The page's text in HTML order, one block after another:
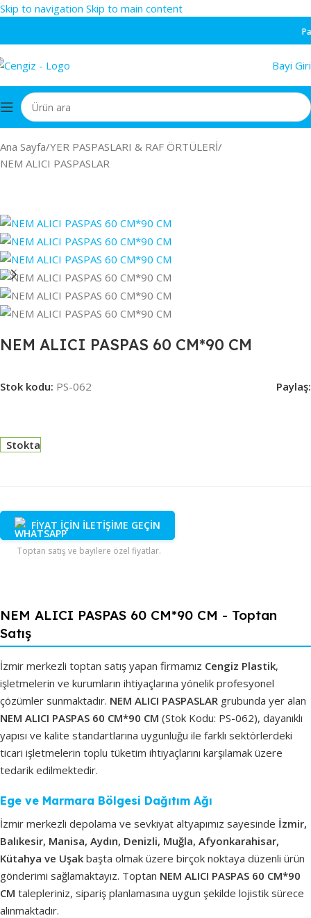
Skip to navigation Skip to main content
Bayi
Ana Sayfa/YER PASPASLARI & RAF ÖRTÜLERİ/
NEM ALICI PASPASLAR
NEM ALICI PASPAS 60 CM*90 CM
Stok kodu: PS-062 Paylaş:
Stokta
FİYAT İÇİN İLETİŞİME GEÇİN
Toptan satış ve bayilere özel fiyatlar.
NEM ALICI PASPAS 60 CM*90 CM - Toptan
Satış
İzmir merkezli toptan satış yapan firmamız Cengiz Plastik,
işletmelerin ve kurumların ihtiyaçlarına yönelik profesyonel
çözümler sunmaktadır. NEM ALICI PASPASLAR grubunda yer alan
NEM ALICI PASPAS 60 CM*90 CM (Stok Kodu: PS-062), dayanıklı
yapısı ve kalite standartlarına uygunluğu ile farklı sektörlerdeki
ticari işletmelerin toplu tüketim ihtiyaçlarını karşılamak üzere
tedarik edilmektedir.
Ege ve Marmara Bölgesi Dağıtım Ağı
İzmir merkezli depolama ve sevkiyat altyapımız sayesinde İzmir,
Balıkesir, Manisa, Aydın, Denizli, Muğla, Afyonkarahisar,
Kütahya ve Uşak başta olmak üzere birçok noktaya düzenli ürün
gönderimi sağlamaktayız. Toptan NEM ALICI PASPAS 60 CM*90
CM talepleriniz, sipariş planlamasına uygun şekilde lojistik sürece
alınmaktadır.